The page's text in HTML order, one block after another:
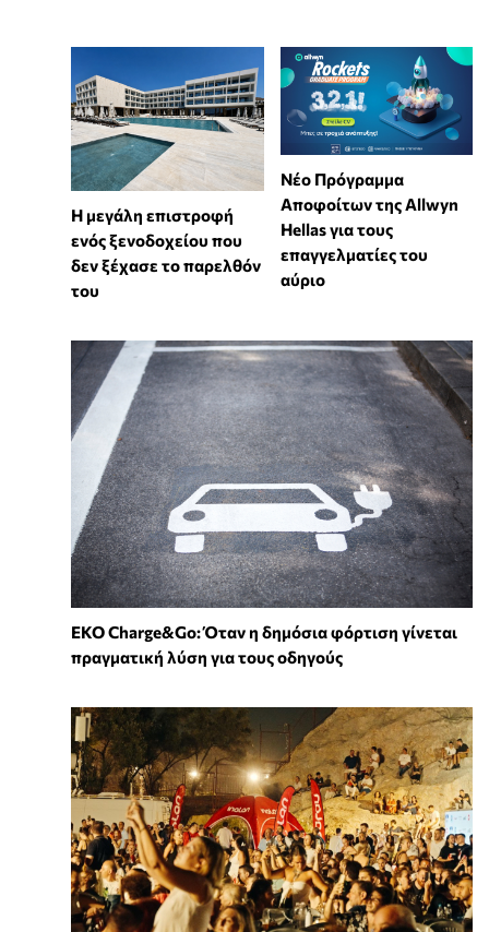
Η μεγάλη επιστροφή
ενός ξενοδοχείου που
δεν ξέχασε το παρελθόν
του
Νέο Πρόγραμμα
Αποφοίτων της Allwyn
Hellas για τους
επαγγελματίες του
αύριο
EKO Charge&Go: Όταν η δημόσια φόρτιση γίνεται
πραγματική λύση για τους οδηγούς